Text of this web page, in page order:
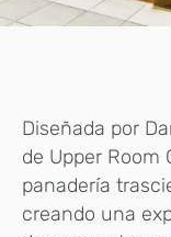
Diseñada por
de Upper Room
panadería
creando una